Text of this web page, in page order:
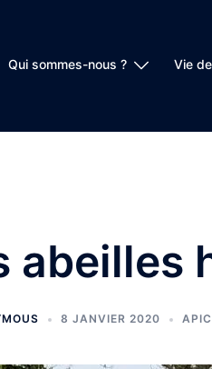
Qui sommes-nous ? Vie
abeilles
8 JANVIER 2020